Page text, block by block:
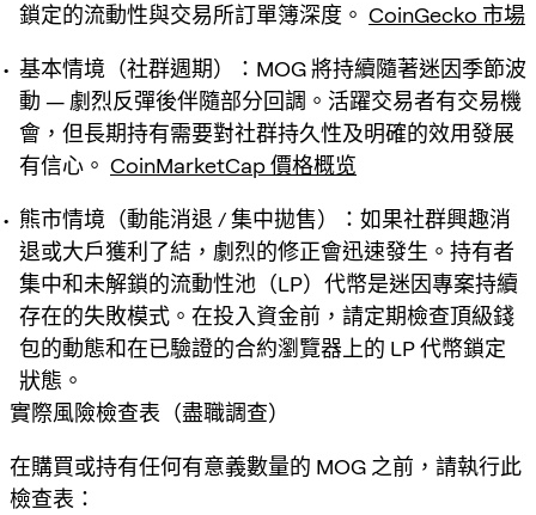
鎖定的流動性與交易所訂單簿深度。 CoinGecko 市場
基本情境（社群週期）：MOG 將持續隨著迷因季節波
動 — 劇烈反彈後伴隨部分回調。活躍交易者有交易機
會，但長期持有需要對社群持久性及明確的效用發展
有信心。 CoinMarketCap 價格概览
熊市情境（動能消退 / 集中拋售）：如果社群興趣消
退或大戶獲利了結，劇烈的修正會迅速發生。持有者
集中和未解鎖的流動性池（LP）代幣是迷因專案持續
存在的失敗模式。在投入資金前，請定期檢查頂級錢
包的動態和在已驗證的合約瀏覽器上的 LP 代幣鎖定
狀態。
實際風險檢查表（盡職調查）
在購買或持有任何有意義數量的 MOG 之前，請執行此
檢查表：